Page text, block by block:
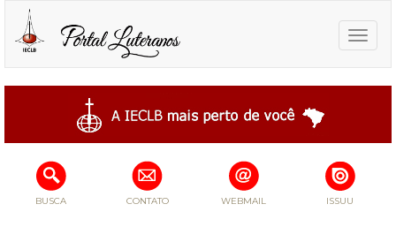
Toggle
BUSCA CONTATO WEBMAIL ISSUU